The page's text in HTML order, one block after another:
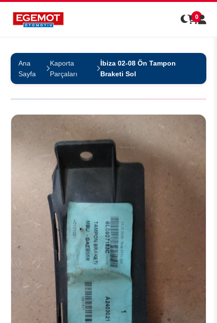
0
Ana
Sayfa
Kaporta
Parçaları
İbiza 02-08 Ön Tampon
Braketi Sol